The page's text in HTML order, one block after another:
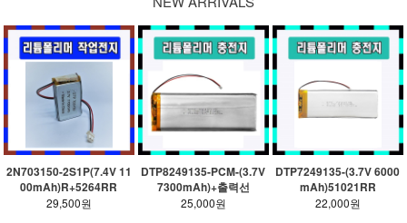
2N703150-2S1P(7.4V 11
00mAh)R+5264RR
29,500원
DTP8249135-PCM-(3.7V
7300mAh)+출력선
25,000원
DTP7249135-(3.7V 6000
mAh)51021RR
22,000원